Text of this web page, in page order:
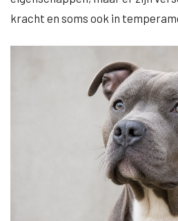
kracht en soms ook in